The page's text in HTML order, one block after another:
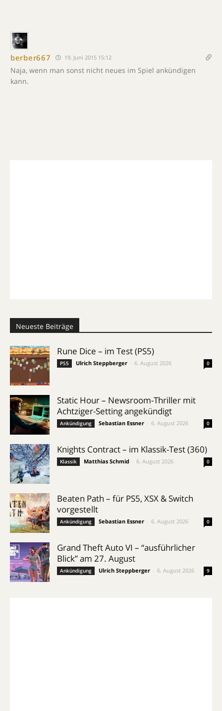
berber667 19. Juni 2015 15:12
Naja, wenn man sonst nicht neues im Spiel ankündigen
kann.
Neueste Beiträge
Rune Dice – im Test (PS5)
PS5 Ulrich Steppberger 6. August 2026 0
Static Hour – Newsroom-Thriller mit
Achtziger-Setting angekündigt
Ankündigung Sebastian Essner 6. August 2026 0
Knights Contract – im Klassik-Test (360)
Klassik Matthias Schmid 6. August 2026 0
Beaten Path – für PS5, XSX & Switch
vorgestellt
Ankündigung Sebastian Essner 6. August 2026 0
Grand Theft Auto VI – “ausführlicher
Blick” am 27. August
Ankündigung Ulrich Steppberger 6. August 2026 9